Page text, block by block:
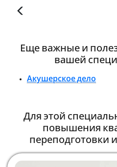
Еще важные и
вашей
Акушерское дело
Для этой
повышения
переподготовки